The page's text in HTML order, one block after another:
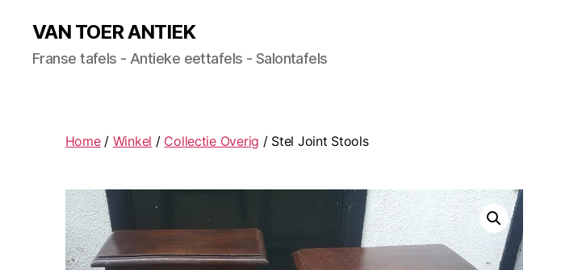
VAN TOER ANTIEK
Franse tafels - Antieke eettafels - Salontafels
Home/ Winkel / Collectie Overig / Stel Joint Stools